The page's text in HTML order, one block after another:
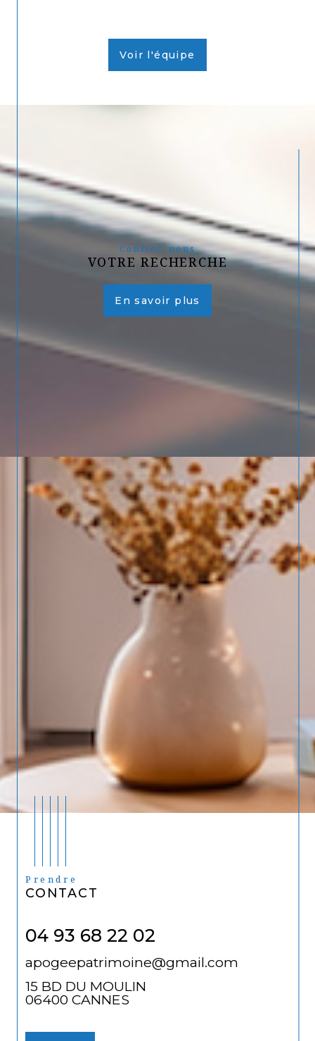
Voir l'équipe
Confiez-nous
VOTRE RECHERCHE
En savoir plus
Prendre
CONTACT
04 93 68 22 02
apogeepatrimoine@gmail.com
15 BD DU MOULIN
06400 CANNES